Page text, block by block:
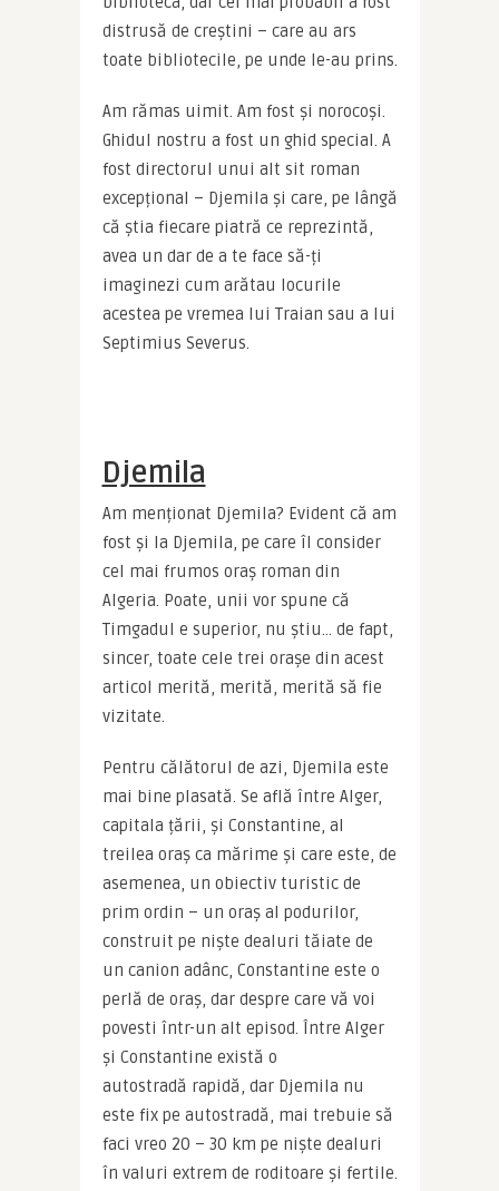
distrusă de creștini – care au ars
toate bibliotecile, pe unde le-au prins.
Am rămas uimit. Am fost și norocoși.
Ghidul nostru a fost un ghid special. A
fost directorul unui alt sit roman
excepțional – Djemila și care, pe lângă
că știa fiecare piatră ce reprezintă,
avea un dar de a te face să-ți
imaginezi cum arătau locurile
acestea pe vremea lui Traian sau a lui
Septimius Severus.
Djemila
Am menționat Djemila? Evident că am
fost și la Djemila, pe care îl consider
cel mai frumos oraș roman din
Algeria. Poate, unii vor spune că
Timgadul e superior, nu știu… de fapt,
sincer, toate cele trei orașe din acest
articol merită, merită, merită să fie
vizitate.
Pentru călătorul de azi, Djemila este
mai bine plasată. Se află între Alger,
capitala țării, și Constantine, al
treilea oraș ca mărime și care este, de
asemenea, un obiectiv turistic de
prim ordin – un oraș al podurilor,
construit pe niște dealuri tăiate de
un canion adânc, Constantine este o
perlă de oraș, dar despre care vă voi
povesti într-un alt episod. Între Alger
și Constantine există o
autostradă rapidă, dar Djemila nu
este fix pe autostradă, mai trebuie să
faci vreo 20 – 30 km pe niște dealuri
în valuri extrem de roditoare și fertile.